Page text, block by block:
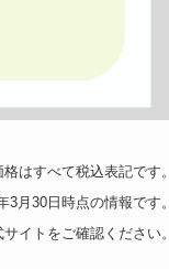
格はすべて税込表記です。
3月30日時点の情報です。
イトをご確認ください。